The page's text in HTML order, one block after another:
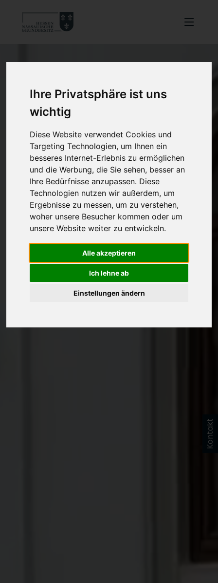
Ihre Privatsphäre ist uns
wichtig
Diese Website verwendet Cookies und
Targeting Technologien, um Ihnen ein
besseres Internet-Erlebnis zu ermöglichen
und die Werbung, die Sie sehen, besser an
Ihre Bedürfnisse anzupassen. Diese
Technologien nutzen wir außerdem, um
Ergebnisse zu messen, um zu verstehen,
woher unsere Besucher kommen oder um
unsere Website weiter zu entwickeln.
Alle akzeptieren
Ich lehne ab
Einstellungen ändern
Kontakt